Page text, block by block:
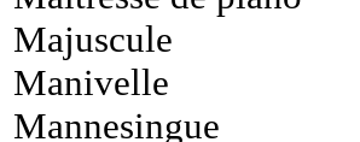
Majuscule
Manivelle
Mannesingue